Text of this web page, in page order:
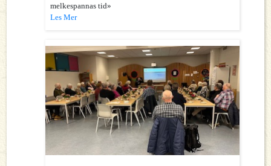
melkespannas tid»
Les Mer